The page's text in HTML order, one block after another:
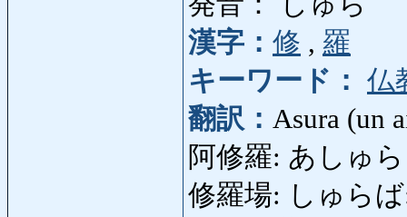
漢字： 修 , 羅
キーワード： 仏
翻訳： Asura (un
阿修羅: あしゅ
修羅場: しゅらば